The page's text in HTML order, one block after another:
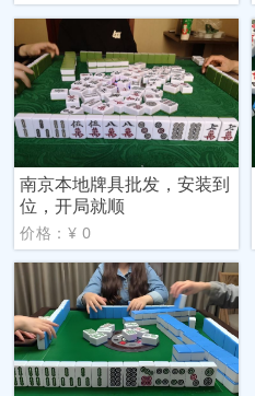
南京本地牌具批发，安装到
位，开局就顺
价格：¥ 0